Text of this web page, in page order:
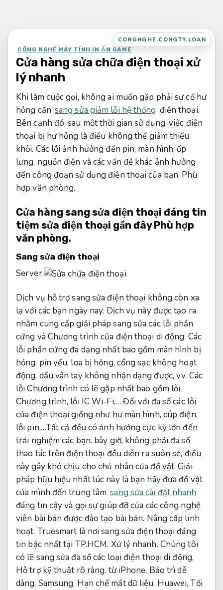
nội
dung
CONGNGHE.CONGTY.LOAN
CÔNG NGHỆ MÁY TÍNH IN ẤN GAME
Cửa hàng sửa chữa điện thoại xử
lý nhanh
Khi làm cuộc gọi, không ai muốn gặp phải sự cố hư
hỏng cần sang sửa giảm lỗi hệ thống điện thoại.
Bên cạnh đó, sau một thời gian sử dụng, việc điện
thoại bị hư hỏng là điều không thể giảm thiểu
khỏi. Các lỗi ảnh hưởng đến pin, màn hình, ốp
lưng, nguồn điện và các vấn đề khác ảnh hưởng
đến công đoạn sử dụng điện thoại của bạn. Phù
hợp văn phòng.
Cửa hàng sang sửa điện thoại đáng tin
tiệm sửa điện thoại gần đây Phù hợp
văn phòng.
Sang sửa điện thoại
Server.
Dịch vụ hỗ trợ sang sửa điện thoại không còn xa
lạ với các bạn ngày nay. Dịch vụ này được tạo ra
nhằm cung cấp giải pháp sang sửa các lỗi phần
cứng và Chương trình của điện thoại di động. Các
lỗi phần cứng đa dạng nhất bao gồm màn hình bị
hỏng, pin yếu, loa bị hỏng, cổng sạc không hoạt
động, dấu vân tay không nhận dạng được, v.v. Các
lỗi Chương trình có lẽ gặp nhất bao gồm lỗi
Chương trình, lỗi IC Wi-Fi,… Đối với đa số các lỗi
của điện thoại giống như hư màn hình, cúp điện,
lỗi pin,…Tất cả đều có ảnh hưởng cực kỳ lớn đến
trải nghiệm các bạn. bây giờ, không phải đa số
thao tác trên điện thoại đều diễn ra suôn sẻ, điều
này gây khó chịu cho chủ nhân của đồ vật. Giải
pháp hữu hiệu nhất lúc này là bạn hãy đưa đồ vật
của mình đến trung tâm sang sửa cài đặt nhanh
đáng tin cậy và gọi sự giúp đỡ của các công nghệ
viên bài bản được đào tạo bài bản. Nâng cấp linh
hoạt. Truesmart là nơi sang sửa điện thoại đáng
tin bậc nhất tại TP.HCM. Xử lý nhanh. Chúng tôi
có lẽ sang sửa đa số các loại điện thoại di động,
Hỗ trợ kỹ thuật rõ ràng. từ iPhone, Bảo trì dễ
dàng. Samsung, Hạn chế mất dữ liệu. Huawei,Tối